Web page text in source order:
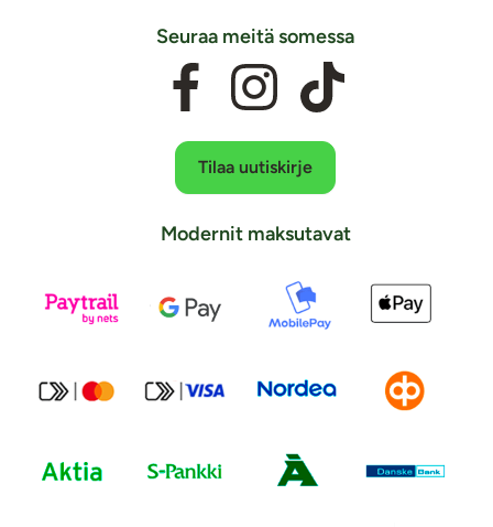
Seuraa meitä somessa
Tilaa uutiskirje
Modernit maksutavat